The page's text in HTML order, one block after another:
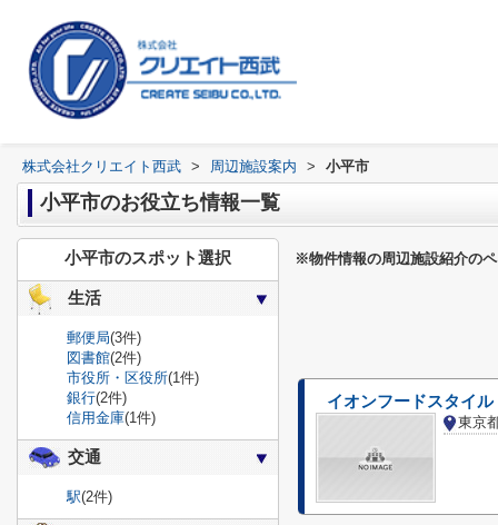
株式会社クリエイト西武 > 周辺施設案内 > 小平市
小平市のお役立ち情報一覧
※物件情報の周辺施設紹介の
イオンフードスタイル
東京
小平市のスポット選択
生活
郵便局(3件)
図書館(2件)
市役所・区役所(1件)
銀行(2件)
信用金庫(1件)
交通
駅(2件)